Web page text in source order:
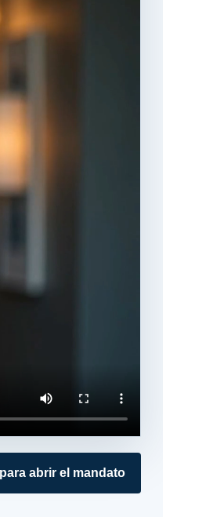
abrir el mandato